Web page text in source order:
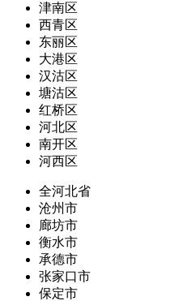
津南区
西青区
东丽区
大港区
汉沽区
塘沽区
红桥区
河北区
南开区
河西区
全河北省
沧州市
廊坊市
衡水市
承德市
张家口市
保定市